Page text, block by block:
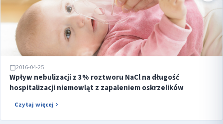
2016-04-25
Wpływ nebulizacji z 3% roztworu NaCl na długość
hospitalizacji niemowląt z zapaleniem oskrzelików
Czytaj więcej